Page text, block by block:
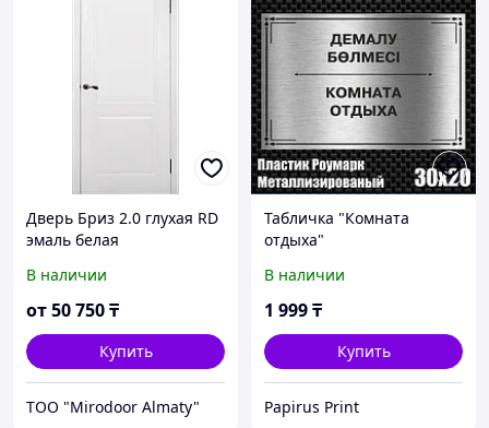
Дверь Бриз 2.0 глухая RD
эмаль белая
В наличии
от50 750₸
Купить
ТОО "Mirodoor Almaty"
Табличка "Комната
отдыха"
пластик 30х20см)
В наличии
1 999₸
Купить
Papirus Print